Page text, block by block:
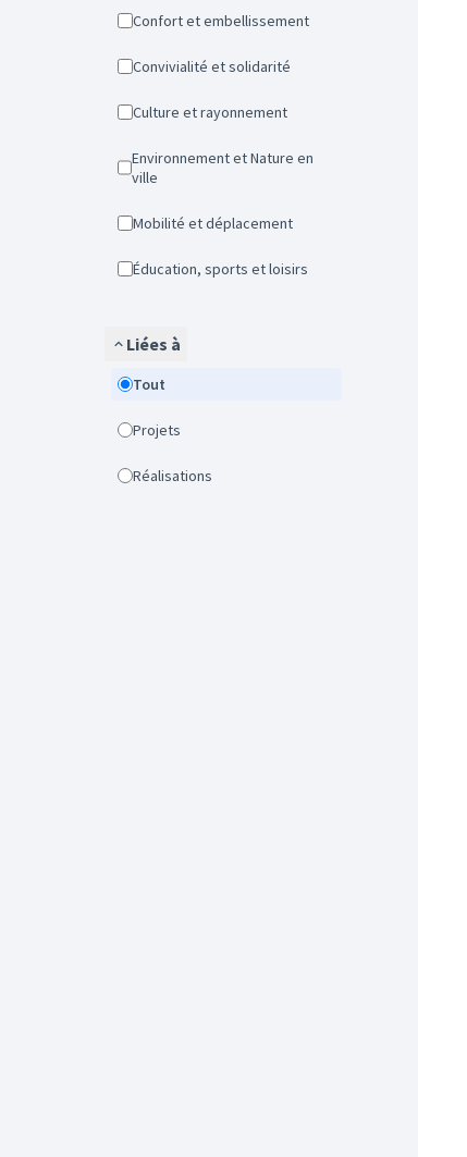
Confort et embellissement
Convivialité et solidarité
Culture et rayonnement
Environnement et Nature en
ville
Mobilité et déplacement
Éducation, sports et loisirs
Liées à
Tout
Projets
Réalisations